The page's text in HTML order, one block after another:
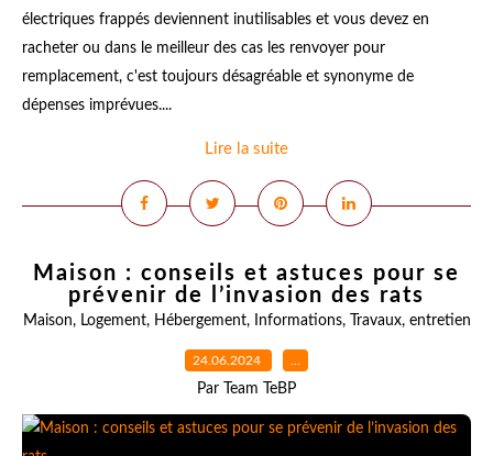
électriques frappés deviennent inutilisables et vous devez en
racheter ou dans le meilleur des cas les renvoyer pour
remplacement, c'est toujours désagréable et synonyme de
dépenses imprévues....
Lire la suite
Maison : conseils et astuces pour se
prévenir de l’invasion des rats
Maison, Logement, Hébergement, Informations, Travaux, entretien
24.06.2024 …
Par Team TeBP